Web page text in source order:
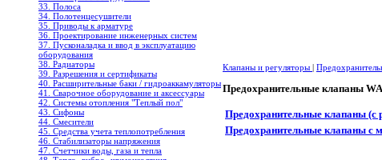
33. Полоса
34. Полотенцесушители
35. Приводы к арматуре
36. Проектирование инженерных систем
37. Пусконаладка и ввод в эксплуатацию
оборудования
38. Радиаторы
39. Разрешения и сертификаты
40. Расширительные баки / гидроаккамуляторы
41. Сварочное оборудование и аксессуары
42. Системы отопления "Теплый пол"
43. Сифоны
44. Смесители
45. Средства учета теплопотребления
46. Стабилизаторы напряжения
47. Счетчики воды, газа и тепла
Клапаны и регуляторы |
Предохранительные клапаны
Предохранительные клапаны
Предохранительные клапаны с